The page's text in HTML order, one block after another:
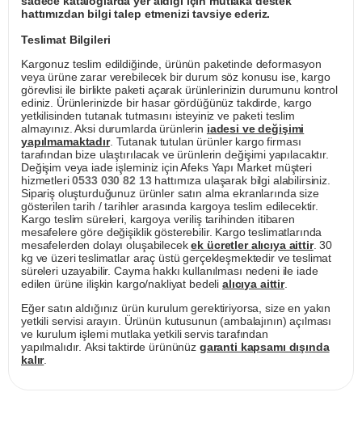
hattımızdan bilgi talep etmenizi tavsiye ederiz.
Teslimat Bilgileri
Kargonuz teslim edildiğinde, ürünün paketinde deformasyon
veya ürüne zarar verebilecek bir durum söz konusu ise, kargo
görevlisi ile birlikte paketi açarak ürünlerinizin durumunu kontrol
ediniz. Ürünlerinizde bir hasar gördüğünüz takdirde, kargo
yetkilisinden tutanak tutmasını isteyiniz ve paketi teslim
almayınız. Aksi durumlarda ürünlerin iadesi ve değişimi
yapılmamaktadır. Tutanak tutulan ürünler kargo firması
tarafından bize ulaştırılacak ve ürünlerin değişimi yapılacaktır.
Değişim veya iade işleminiz için Afeks Yapı Market müşteri
hizmetleri0533 030 82 13hattımıza ulaşarak bilgi alabilirsiniz.
Sipariş oluşturduğunuz ürünler satın alma ekranlarında size
gösterilen tarih / tarihler arasında kargoya teslim edilecektir.
Kargo teslim süreleri, kargoya veriliş tarihinden itibaren
mesafelere göre değişiklik gösterebilir. Kargo teslimatlarında
mesafelerden dolayı oluşabilecekek ücretler alıcıya aittir. 30
kg ve üzeri teslimatlar araç üstü gerçekleşmektedir ve teslimat
süreleri uzayabilir. Cayma hakkı kullanılması nedeni ile iade
edilen ürüne ilişkin kargo/nakliyat bedeli alıcıya aittir.
Eğer satın aldığınız ürün kurulum gerektiriyorsa, size en yakın
yetkili servisi arayın. Ürünün kutusunun (ambalajının) açılması
ve kurulum işlemi mutlaka yetkili servis tarafından
yapılmalıdır. Aksi taktirde ürününüz garanti kapsamı dışında
kalır.